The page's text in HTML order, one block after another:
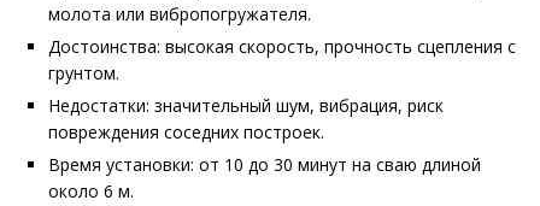
молота или вибропогружателя.
Достоинства: высокая скорость, прочность сцепления с
грунтом.
Недостатки: значительный шум, вибрация, риск
повреждения соседних построек.
Время установки: от 10 до 30 минут на сваю длиной
около 6 м.